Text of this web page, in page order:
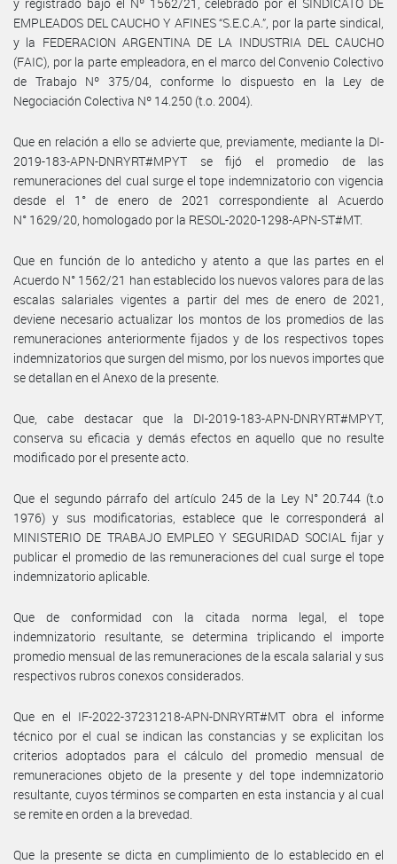
EMPLEADOS DEL CAUCHO Y AFINES “S.E.C.A.”, por la parte sindical,
y la FEDERACION ARGENTINA DE LA INDUSTRIA DEL CAUCHO
(FAIC), por la parte empleadora, en el marco del Convenio Colectivo
de Trabajo Nº 375/04, conforme lo dispuesto en la Ley de
Negociación Colectiva Nº 14.250 (t.o. 2004).
Que en relación a ello se advierte que, previamente, mediante la DI-
2019-183-APN-DNRYRT#MPYT se fijó el promedio de las
remuneraciones del cual surge el tope indemnizatorio con vigencia
desde el 1° de enero de 2021 correspondiente al Acuerdo
N° 1629/20, homologado por la RESOL-2020-1298-APN-ST#MT.
Que en función de lo antedicho y atento a que las partes en el
Acuerdo N° 1562/21 han establecido los nuevos valores para de las
escalas salariales vigentes a partir del mes de enero de 2021,
deviene necesario actualizar los montos de los promedios de las
remuneraciones anteriormente fijados y de los respectivos topes
indemnizatorios que surgen del mismo, por los nuevos importes que
se detallan en el Anexo de la presente.
Que, cabe destacar que la DI-2019-183-APN-DNRYRT#MPYT,
conserva su eficacia y demás efectos en aquello que no resulte
modificado por el presente acto.
Que el segundo párrafo del artículo 245 de la Ley N° 20.744 (t.o
1976) y sus modificatorias, establece que le corresponderá al
MINISTERIO DE TRABAJO EMPLEO Y SEGURIDAD SOCIAL fijar y
publicar el promedio de las remuneraciones del cual surge el tope
indemnizatorio aplicable.
Que de conformidad con la citada norma legal, el tope
indemnizatorio resultante, se determina triplicando el importe
promedio mensual de las remuneraciones de la escala salarial y sus
respectivos rubros conexos considerados.
Que en el IF-2022-37231218-APN-DNRYRT#MT obra el informe
técnico por el cual se indican las constancias y se explicitan los
criterios adoptados para el cálculo del promedio mensual de
remuneraciones objeto de la presente y del tope indemnizatorio
resultante, cuyos términos se comparten en esta instancia y al cual
se remite en orden a la brevedad.
Que la presente se dicta en cumplimiento de lo establecido en el